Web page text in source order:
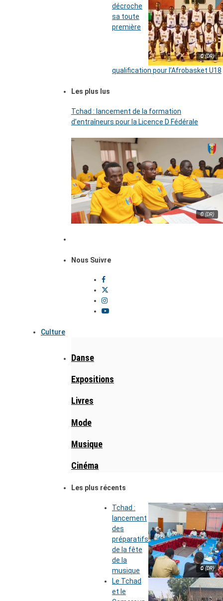
© (DR)
décroche
sa toute
première
qualification pour l’Afrobasket U18
Les plus lus
Tchad : lancement de la formation
d’entraîneurs pour la Licence D Fédérale
© (DR)
Nous Suivre
Culture
Danse
Expositions
Livres
Mode
Musique
Cinéma
Les plus récents
© (DR)
Tchad :
lancement
des
préparatifs
de la fête
de la
musique
Le Tchad
et le